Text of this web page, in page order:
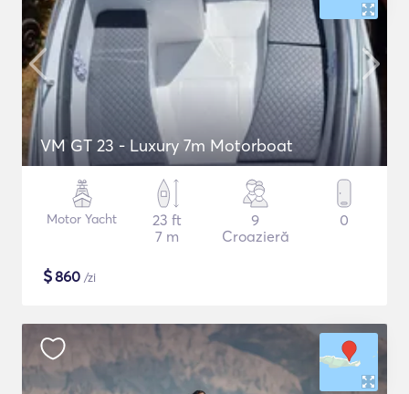
VM GT 23 - Luxury 7m Motorboat
Motor Yacht
23 ft
7 m
9
Croazieră
0
$860 /zi